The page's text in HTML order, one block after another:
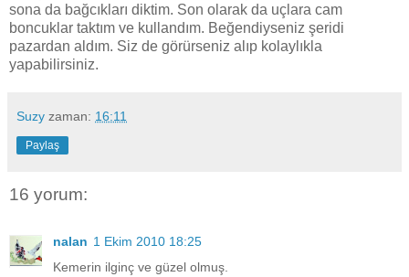
sona da bağcıkları diktim. Son olarak da uçlara cam
boncuklar taktım ve kullandım. Beğendiyseniz şeridi
pazardan aldım. Siz de görürseniz alıp kolaylıkla
yapabilirsiniz.
Suzy zaman: 16:11
Paylaş
16 yorum:
nalan 1 Ekim 2010 18:25
Kemerin ilginç ve güzel olmuş.